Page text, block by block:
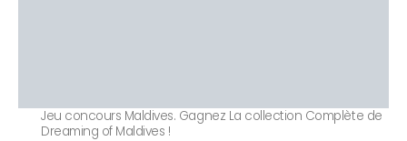
Jeu concours Maldives. Gagnez La collection Complète de
Dreaming of Maldives !